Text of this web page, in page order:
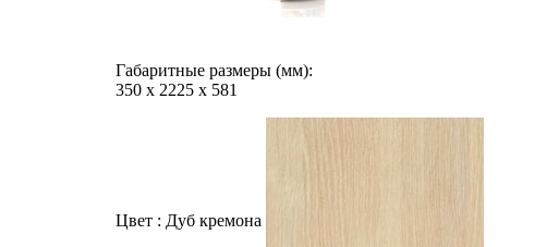
Габаритные размеры (мм):
350 х 2225 х 581
Цвет : Дуб кремона